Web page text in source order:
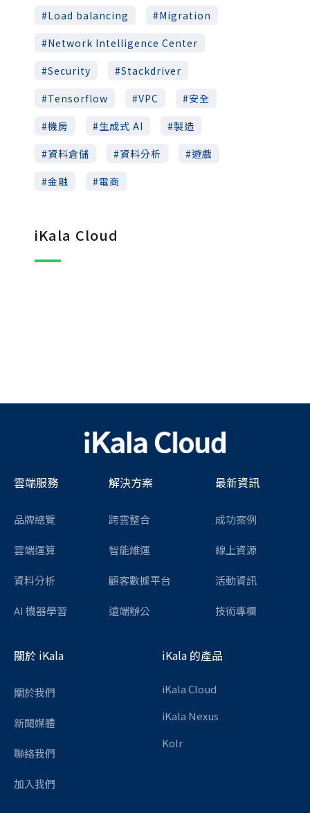
Load balancing
Migration
Network Intelligence Center
Security
Stackdriver
Tensorflow
VPC
安全
機房
生成式 AI
製造
資料倉儲
資料分析
遊戲
金融
電商
iKala Cloud
雲端服務
品牌總覽
雲端運算
資料分析
AI 機器學習
解決方案
跨雲整合
智能維運
顧客數據平台
遠端辦公
最新資訊
成功案例
線上資源
活動資訊
技術專欄
關於 iKala
關於我們
新聞媒體
聯絡我們
加入我們
iKala 的產品
iKala Cloud
iKala Nexus
Kolr